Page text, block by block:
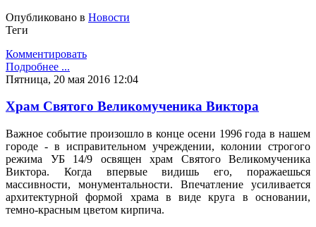
Опубликовано в Новости
Теги
Комментировать
Подробнее ...
Пятница, 20 мая 2016 12:04
Храм Святого Великомученика Виктора
Важное событие произошло в конце осени 1996 года в нашем
городе - в исправительном учреждении, колонии строгого
режима УБ 14/9 освящен храм Святого Великомученика
Виктора. Когда впервые видишь его, поражаешься
массивности, монументальности. Впечатление усиливается
архитектурной формой храма в виде круга в основании,
темно-красным цветом кирпича.